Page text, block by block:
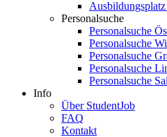
Personalsuche
Personalsuche
Personalsuche
Personalsuche
Personalsuche
Personalsuche
Info
Über StudentJob
FAQ
Kontakt